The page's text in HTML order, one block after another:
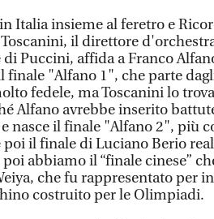
Italia insieme al feretro e
il direttore
Puccini, affida a Franco
finale "Alfano 1", che parte
fedele, ma Toscanini lo
Alfano avrebbe inserito
nasce il finale "Alfano 2", più
poi il finale di Luciano Berio
abbiamo il “finale cinese”
che fu rappresentato per
costruito per le Olimpiadi.